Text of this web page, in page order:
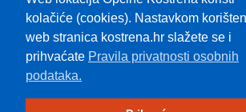
kolačiće (cookies). Nastavkom
web stranica kostrena.hr slažete se i
prihvaćate Pravila privatnosti osobnih
podataka.
Fax: 051/ 289 400
E-mail:kostrena@kostrena.hr
Kontakt informacije
Uvjeti korištenja
Pravo na pristup informacijama
Zaštita privatnosti